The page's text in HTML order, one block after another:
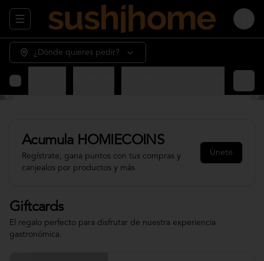
Abrir menu de navegación Login
¿Dónde quieres pedir?
Acumula HOMIECOINS
Regístrate, gana puntos con tus compras y
canjealos por productos y más
Únete
Giftcards
El regalo perfecto para disfrutar de nuestra experiencia
gastronómica.